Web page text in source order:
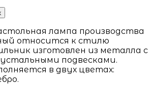
лампа производства
относится к стилю
изготовлен из металла с
подвесками.
в двух цветах: